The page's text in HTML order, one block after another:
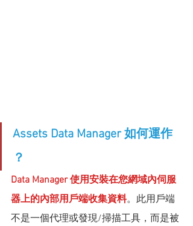
Assets Data Manager 如何運作
？
Data Manager 使用安裝在您網域內伺服
器上的內部用戶端收集資料。此用戶端
不是一個代理或發現/掃描工具，而是被